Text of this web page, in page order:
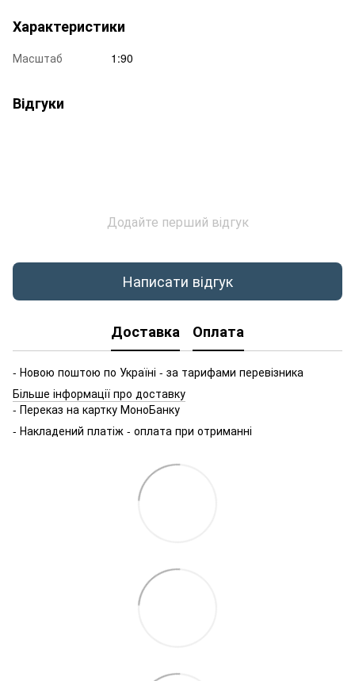
Характеристики
Масштаб 1:90
Відгуки
Додайте перший відгук
Написати відгук
Доставка Оплата
- Новою поштою по Україні - за тарифами перевізника
Більше інформації про доставку
- Переказ на картку МоноБанку
- Накладений платіж - оплата при отриманні